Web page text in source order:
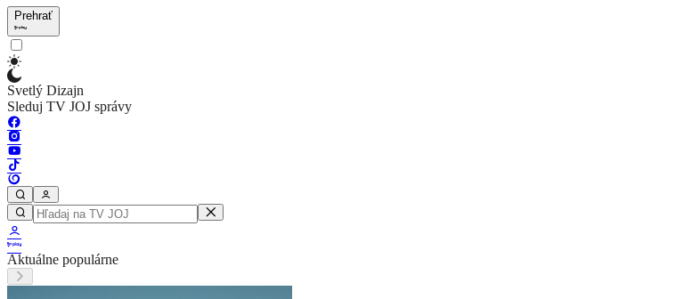
Prehrať
Svetlý Dizajn
Sleduj TV JOJ správy
Aktuálne populárne